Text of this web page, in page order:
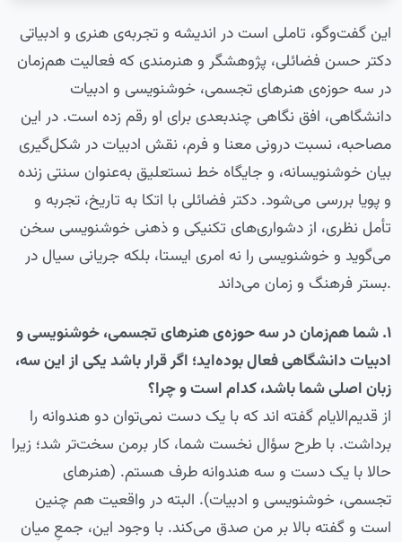
این گفت‌وگو، تاملی است در اندیشه و تجربه‌ی هنری و ادبیاتی
دکتر حسن فضائلی، پژوهشگر و هنرمندی که فعالیت هم‌زمان
در سه حوزه‌ی هنرهای تجسمی، خوشنویسی و ادبیات
دانشگاهی، افق نگاهی چندبعدی برای او رقم زده است. در این
مصاحبه، نسبت درونی معنا و فرم، نقش ادبیات در شکل‌گیری
بیان خوشنویسانه، و جایگاه خط نستعلیق به‌عنوان سنتی زنده
و پویا بررسی می‌شود. دکتر فضائلی با اتکا به تاریخ، تجربه و
تأمل نظری، از دشواری‌های تکنیکی و ذهنی خوشنویسی سخن
می‌گوید و خوشنویسی را نه امری ایستا، بلکه جریانی سیال در
بستر فرهنگ و زمان می‌داند.
۱. شما هم‌زمان در سه حوزه‌ی هنرهای تجسمی، خوشنویسی و
ادبیات دانشگاهی فعال بوده‌اید؛ اگر قرار باشد یکی از این سه،
زبان اصلی شما باشد، کدام است و چرا؟
از قدیم‌الایام گفته اند که با یک دست نمی‌توان دو هندوانه را
برداشت. با طرح سؤال نخست شما، کار برمن سخت‌تر شد؛ زیرا
حالا با یک دست و سه هندوانه طرف هستم. (هنرهای
تجسمی، خوشنویسی و ادبیات). البته در واقعیت هم چنین
است و گفته بالا بر من صدق می‌کند. با وجود این، جمعِ میان